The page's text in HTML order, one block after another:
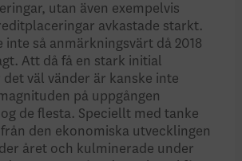
utan även exempelvis
avkastade starkt.
inte så anmärkningsvärt då 2018
Att då få en stark initial
väl vänder är kanske inte
på uppgången
de flesta. Speciellt med tanke
den ekonomiska utvecklingen
året och kulminerade under